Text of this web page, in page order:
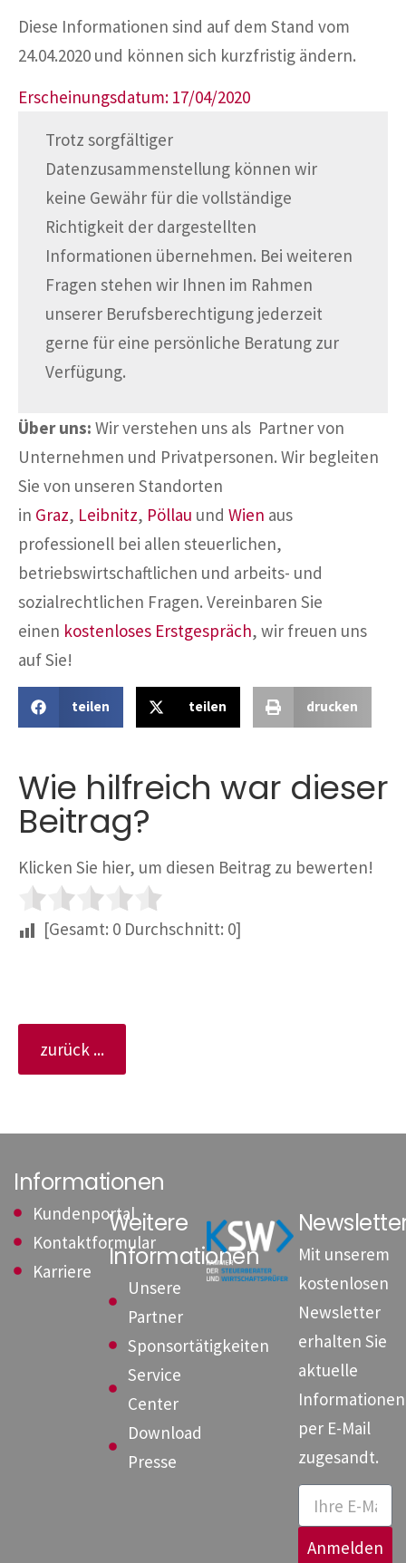
Diese Informationen sind auf dem Stand vom
24.04.2020 und können sich kurzfristig ändern.
Erscheinungsdatum: 17/04/2020
Trotz sorgfältiger
Datenzusammenstellung können wir
keine Gewähr für die vollständige
Richtigkeit der dargestellten
Informationen übernehmen. Bei weiteren
Fragen stehen wir Ihnen im Rahmen
unserer Berufsberechtigung jederzeit
gerne für eine persönliche Beratung zur
Verfügung.
Über uns: Wir verstehen uns als Partner von
Unternehmen und Privatpersonen. Wir begleiten
Sie von unseren Standorten
in Graz, Leibnitz, Pöllau und Wien aus
professionell bei allen steuerlichen,
betriebswirtschaftlichen und arbeits- und
sozialrechtlichen Fragen. Vereinbaren Sie
einen kostenloses Erstgespräch, wir freuen uns
auf Sie!
teilen teilen drucken
Wie hilfreich war dieser
Beitrag?
Klicken Sie hier, um diesen Beitrag zu bewerten!
[Gesamt: 0 Durchschnitt: 0]
zurück ...
Informationen
Kundenportal
Kontaktformular
Karriere
Weitere
Informationen
Unsere
Partner
Sponsortätigkeiten
Service
Center
Download
Presse
Mit unserem
kostenlosen
Newsletter
erhalten Sie
aktuelle
Informationen
per E-Mail
zugesandt.
Anmelden